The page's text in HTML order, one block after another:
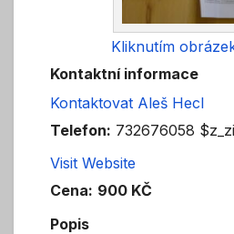
Kliknutím
Kontaktní informace
Kontaktovat Aleš Hecl
Telefon: 732676058
Visit Website
Cena: 900 KČ
Popis